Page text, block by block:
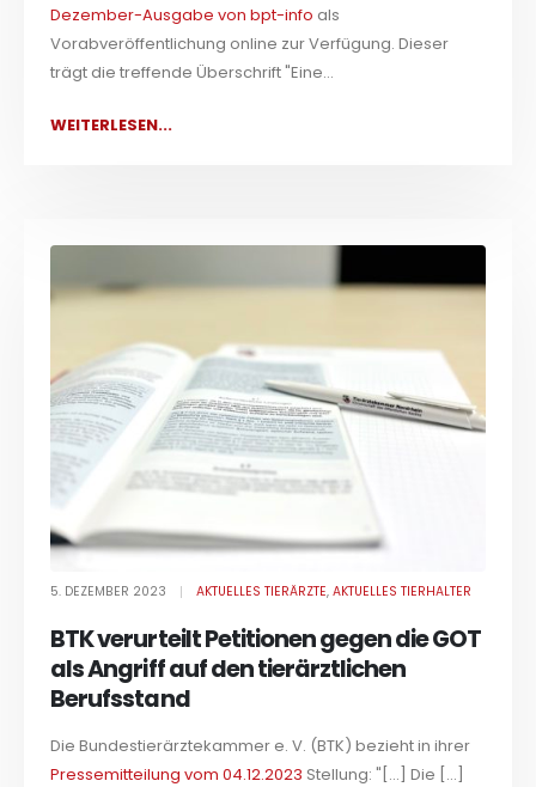
Dezember-Ausgabe von bpt-info als
Vorabveröffentlichung online zur Verfügung. Dieser
trägt die treffende Überschrift "Eine...
WEITERLESEN...
5. DEZEMBER 2023 AKTUELLES TIERÄRZTE,AKTUELLES TIERHALTER
BTK verurteilt Petitionen gegen die GOT
als Angriff auf den tierärztlichen
Berufsstand
Die Bundestierärztekammer e. V. (BTK) bezieht in ihrer
Pressemitteilung vom 04.12.2023 Stellung: "[...] Die [...]